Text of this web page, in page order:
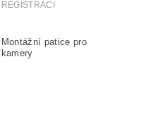
REGISTRACI